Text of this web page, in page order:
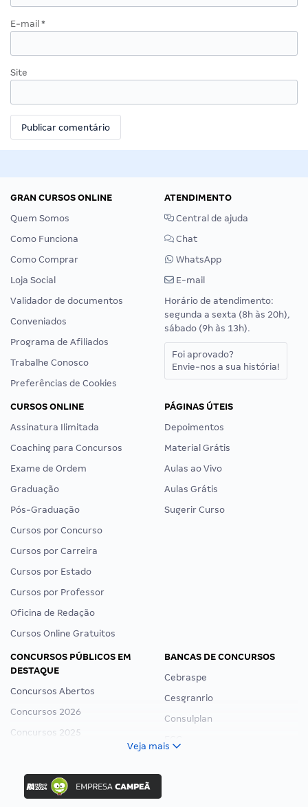
E-mail *
Site
GRAN CURSOS ONLINE
Quem Somos
Como Funciona
Como Comprar
Loja Social
Validador de documentos
Conveniados
Programa de Afiliados
Trabalhe Conosco
Preferências de Cookies
ATENDIMENTO
Central de ajuda
Chat
WhatsApp
E-mail
Horário de atendimento:
segunda a sexta (8h às 20h),
sábado (9h às 13h).
Foi aprovado?
Envie-nos a sua história!
CURSOS ONLINE
Assinatura Ilimitada
Coaching para Concursos
Exame de Ordem
Graduação
Pós-Graduação
Cursos por Concurso
Cursos por Carreira
Cursos por Estado
Cursos por Professor
Oficina de Redação
Cursos Online Gratuitos
PÁGINAS ÚTEIS
Depoimentos
Material Grátis
Aulas ao Vivo
Aulas Grátis
Sugerir Curso
CONCURSOS PÚBLICOS EM
DESTAQUE
Concursos Abertos
Concursos 2026
Concursos 2025
Concurso Ibama
Concurso MPU
BANCAS DE CONCURSOS
Cebraspe
Cesgranrio
Consulplan
Veja mais